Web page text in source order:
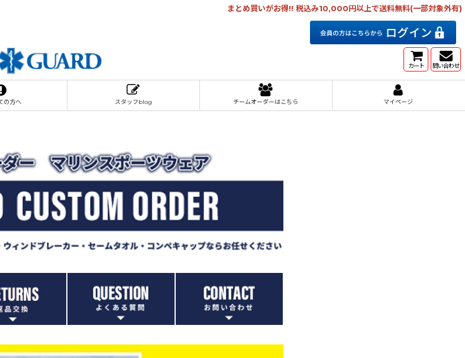
まとめ買いがお得!! 税込み10,000円以上で送料無料(一部対象外有)
カート 問い合わせ
の方へ スタッフblog チームオーダーはこちら マイページ